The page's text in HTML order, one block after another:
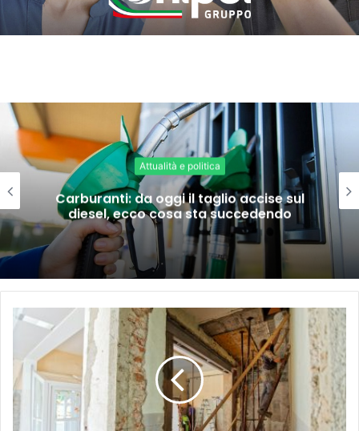
Attualità e politica
Carburanti: da oggi il taglio accise sul
diesel, ecco cosa sta succedendo